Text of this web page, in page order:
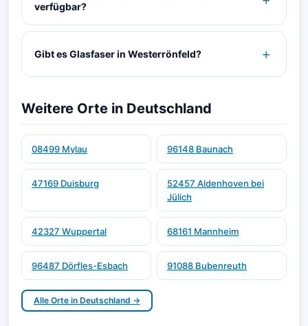
verfügbar?
Gibt es Glasfaser in Westerrönfeld?
Weitere Orte in Deutschland
08499 Mylau 96148 Baunach
47169 Duisburg
52457 Aldenhoven bei
Jülich
42327 Wuppertal 68161 Mannheim
96487 Dörfles-Esbach 91088 Bubenreuth
Alle Orte in Deutschland →